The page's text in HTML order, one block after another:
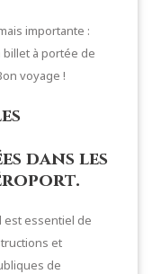
importante :
billet à portée de
voyage !
dans les
est essentiel de
et
de